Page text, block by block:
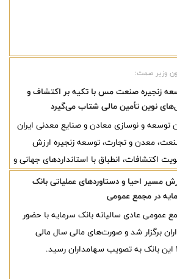
وزیر صمت:
زنجیره صنعت مس با تکیه بر اکتشاف و
نوین تأمین مالی شتاب می‌گیرد
و نوسازی معادن و صنایع معدنی ایران
معدن و تجارت، توسعه زنجیره ارزش
اکتشافات، انطباق با استانداردهای جهانی و
تأمین مالی دانست و گفت: با اجرای این
مس کشور شتاب خواهد گرفت.
مسیر احیا و دستاوردهای عملیاتی بانک
در مجمع عمومی
عمومی عادی سالیانه بانک سرمایه با حضور
برگزار شد و صورت‌های مالی سال مالی